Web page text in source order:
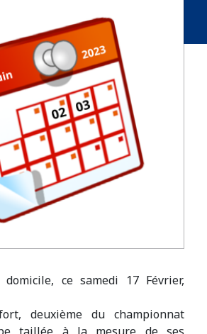
ce samedi 17 Février,
deuxième du championnat